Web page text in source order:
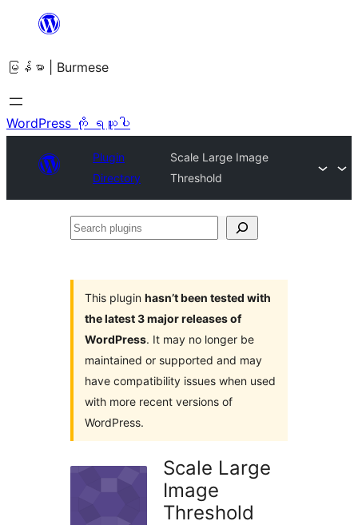
အကြောင်းအရာ
ကျော်သွား
ရန်
မြန်မာ | Burmese
WordPress ကို ရယူပါ
Plugin
Directory
Scale Large Image
Threshold
Search
This plugin hasn’t been tested with
the latest 3 major releases of
WordPress. It may no longer be
maintained or supported and may
have compatibility issues when used
with more recent versions of
WordPress.
Scale Large
Image
Threshold